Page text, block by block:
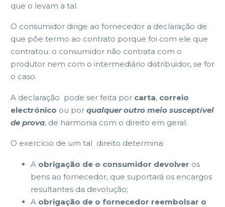
que o levam a tal.
O consumidor dirige ao fornecedor a declaração de
que põe termo ao contrato porque foi com ele que
contratou: o consumidor não contrata com o
produtor nem com o intermediário distribuidor, se for
o caso.
A declaração pode ser feita por carta, correio
electrónico ou por qualquer outro meio susceptível
de prova, de harmonia com o direito em geral.
O exercício de um tal direito determina:
A obrigação de o consumidor devolver os
bens ao fornecedor, que suportará os encargos
resultantes da devolução;
A obrigação de o fornecedor reembolsar o